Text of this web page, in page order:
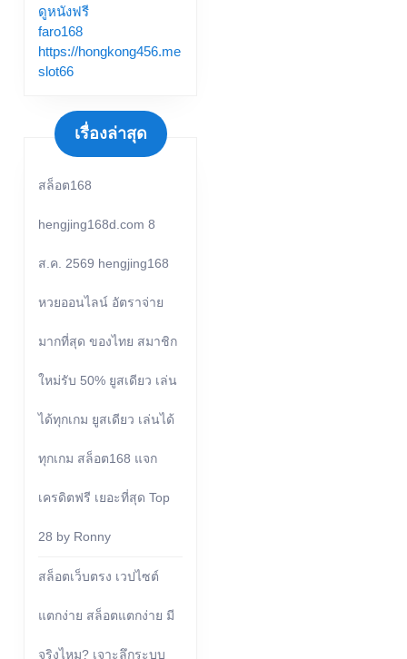
ดูหนังฟรี
faro168
https://hongkong456.me
slot66
เรื่องล่าสุด
สล็อต168
hengjing168d.com 8
ส.ค. 2569 hengjing168
หวยออนไลน์ อัตราจ่าย
มากที่สุด ของไทย สมาชิก
ใหม่รับ 50% ยูสเดียว เล่น
ได้ทุกเกม ยูสเดียว เล่นได้
ทุกเกม สล็อต168 แจก
เครดิตฟรี เยอะที่สุด Top
28 by Ronny
สล็อตเว็บตรง เวปไซต์
แตกง่าย สล็อตแตกง่าย มี
จริงไหม? เจาะลึกระบบ